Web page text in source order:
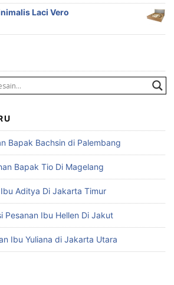
Laci Vero
Bapak Bachsin di Palembang
Bapak Tio Di Magelang
Aditya Di Jakarta Timur
Pesanan Ibu Hellen Di Jakut
Ibu Yuliana di Jakarta Utara